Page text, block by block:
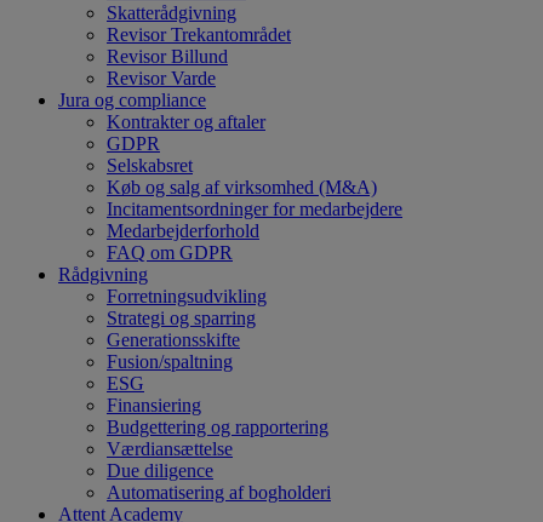
Skatterådgivning
Revisor Trekantområdet
Revisor Billund
Revisor Varde
Jura og compliance
Kontrakter og aftaler
GDPR
Selskabsret
Køb og salg af virksomhed (M&A)
Incitamentsordninger for medarbejdere
Medarbejderforhold
FAQ om GDPR
Rådgivning
Forretningsudvikling
Strategi og sparring
Generationsskifte
Fusion/spaltning
ESG
Finansiering
Budgettering og rapportering
Værdiansættelse
Due diligence
Automatisering af bogholderi
Attent Academy